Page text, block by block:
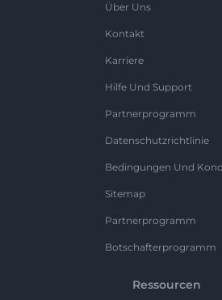
Über Uns
Kontakt
Karriere
Hilfe Und Support
Partnerprogramm
Datenschutzrichtlinie
Bedingungen Und
Sitemap
Partnerprogramm
Botschafterprogramm
Ressourcen